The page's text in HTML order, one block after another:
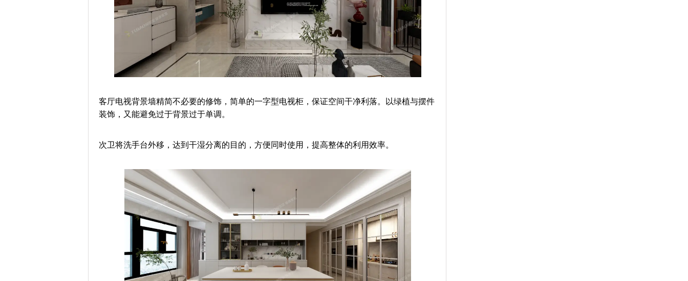
客厅电视背景墙精简不必要的修饰，简单的一字型电视柜，保证空间干净利落。以绿植与摆件
装饰，又能避免过于背景过于单调。
次卫将洗手台外移，达到干湿分离的目的，方便同时使用，提高整体的利用效率。